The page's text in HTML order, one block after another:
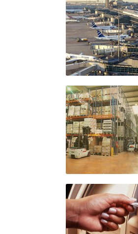
Transport et
Aéroportuaire
Logistique
Banques et
Établissement